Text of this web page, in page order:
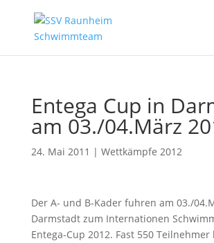
Entega Cup in
am 03./04.März
24. Mai 2011 | Wettkämpfe 2012
Der A- und B-Kader fuhren am 03./
Darmstadt zum Internationen
Entega-Cup 2012. Fast 550